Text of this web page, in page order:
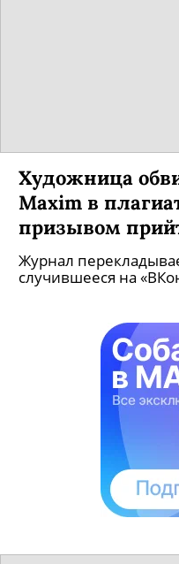
Художница
Maxim в
призывом
Журнал
случившееся на